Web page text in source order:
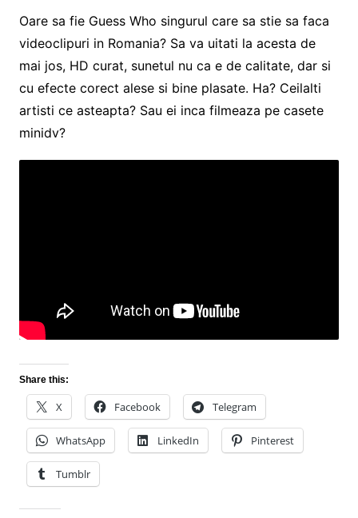
Oare sa fie Guess Who singurul care sa stie sa faca
videoclipuri in Romania? Sa va uitati la acesta de
mai jos, HD curat, sunetul nu ca e de calitate, dar si
cu efecte corect alese si bine plasate. Ha? Ceilalti
artisti ce asteapta? Sau ei inca filmeaza pe casete
minidv?
Share this:
X Facebook Telegram
WhatsApp LinkedIn Pinterest
Tumblr